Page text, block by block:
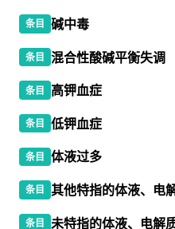
条目 碱中毒
条目 混合性酸碱平衡失调
条目 高钾血症
条目 低钾血症
条目 体液过多
条目 其他特指的体液、电
条目 未特指的体液、电解